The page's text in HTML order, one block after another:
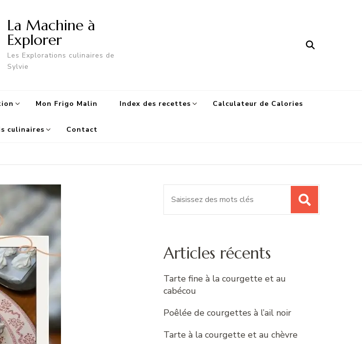
La Machine à
Explorer
Les Explorations culinaires de
Sylvie
Mon Frigo Malin Index des recettes Calculateur de Calories
culinaires Contact
Articles récents
Tarte fine à la courgette et au
cabécou
Poêlée de courgettes à l’ail noir
Tarte à la courgette et au chèvre